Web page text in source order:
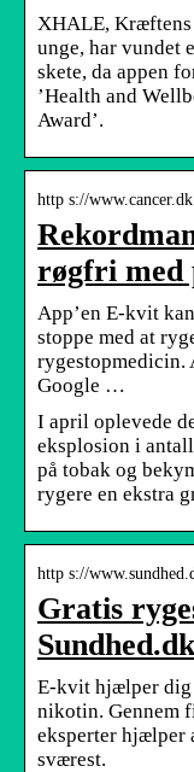
XHALE,
unge, har vundet
skete, da appen
’Health and
Award’.
http s://
røgfri med
App’en E-kvit
stoppe med at
rygestopmedicin.
Google …
I april oplevede
eksplosion i
på tobak og
rygere en ekstra
http s://
Gratis
Sundhed.dk
E-kvit hjælper dig
nikotin. Gennem
eksperter hjælper
sværest.